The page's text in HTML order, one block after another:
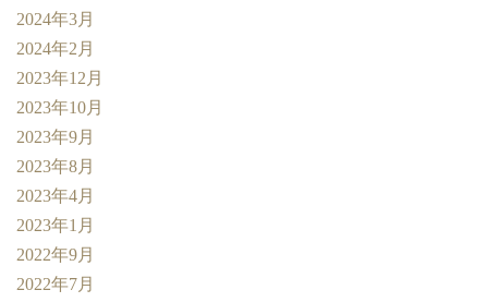
2024年3月
2024年2月
2023年12月
2023年10月
2023年9月
2023年8月
2023年4月
2023年1月
2022年9月
2022年7月